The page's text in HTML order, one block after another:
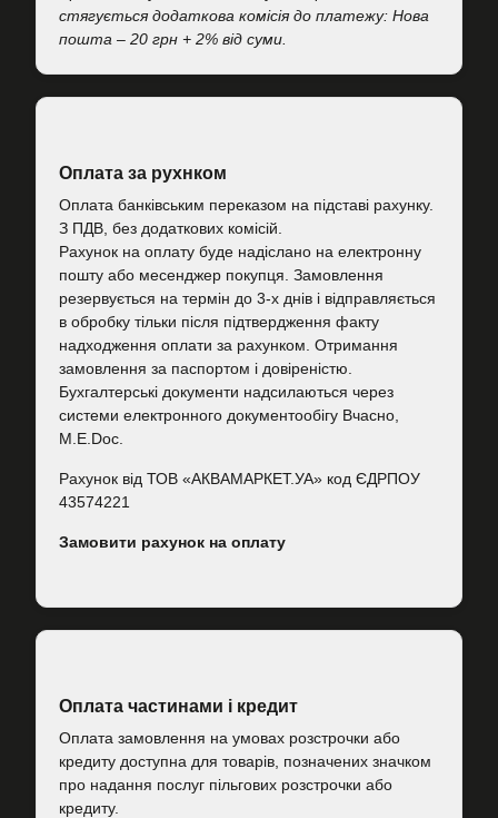
стягується додаткова комісія до платежу: Нова
пошта – 20 грн + 2% від суми.
Оплата за рухнком
Оплата банківським переказом на підставі рахунку.
З ПДВ, без додаткових комісій.
Рахунок на оплату буде надіслано на електронну
пошту або месенджер покупця. Замовлення
резервується на термін до 3-х днів і відправляється
в обробку тільки після підтвердження факту
надходження оплати за рахунком. Отримання
замовлення за паспортом і довіреністю.
Бухгалтерські документи надсилаються через
системи електронного документообігу Вчасно,
M.E.Doc.
Рахунок від ТОВ «АКВАМАРКЕТ.УА» код ЄДРПОУ
43574221
Замовити рахунок на оплату
Оплата частинами і кредит
Оплата замовлення на умовах розстрочки або
кредиту доступна для товарів, позначених значком
про надання послуг пільгових розстрочки або
кредиту.